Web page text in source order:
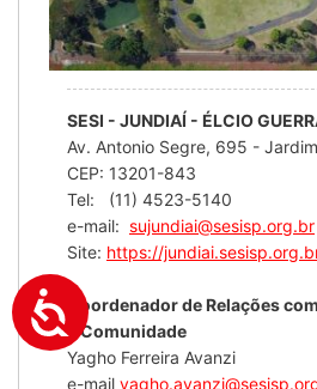
SESI - JUNDIAÍ - ÉLCIO
Av. Antonio Segre, 695 -
CEP: 13201-843
Tel: (11) 4523-5140
e-mail: sujundiai@sesisp.org.br
Site: https://
Coordenador de Relações
e Comunidade
Yagho Ferreira Avanzi
e-mail